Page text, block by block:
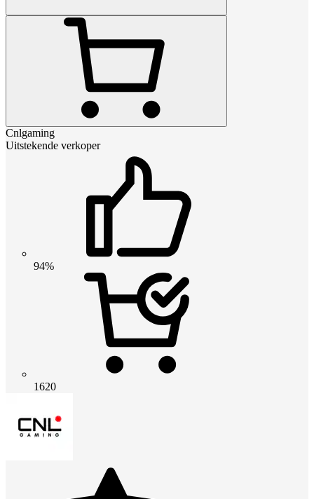
Cnlgaming
Uitstekende verkoper
94%
1620